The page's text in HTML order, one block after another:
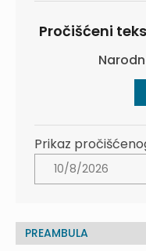
Pročišćeni
Prikaz
PREAMBULA